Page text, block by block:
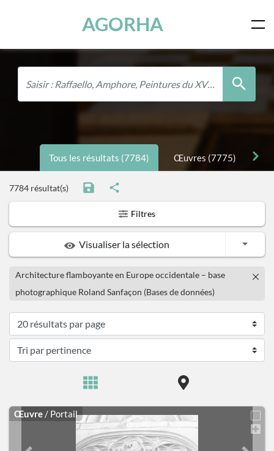
AGORHA
Tous les résultats (7784) Œuvres (7775)
7784 résultat(s)
Filtres
Visualiser la sélection Toggle
Architecture flamboyante en Europe occidentale – base
photographique Roland Sanfaçon (Bases de données)
Œuvre / Portail